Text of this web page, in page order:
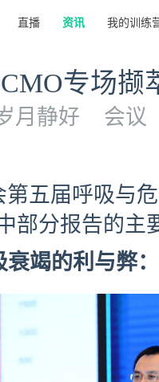
直播 资讯 我的训练
专场撷
月静好
会议
五届呼吸与
部分报告的主
竭的利与弊